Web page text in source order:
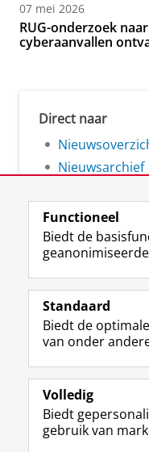
07 mei 2026
RUG-onderzoek
cyberaanvallen
Direct naar
Nieuwsarchief
Volg de
Studiekiezers
Alumni
Over ons
Functioneel
Biedt de
Standaard
Biedt de
van onder
Volledig
Biedt
gebruik van